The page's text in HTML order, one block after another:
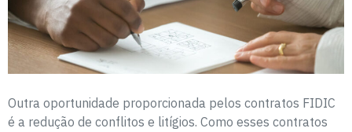
Outra oportunidade proporcionada pelos contratos FIDIC
é a redução de conflitos e litígios. Como esses contratos